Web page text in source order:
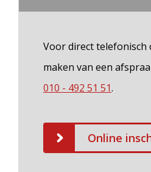
Voor direct
maken van een
010 - 492 51 51.
Online